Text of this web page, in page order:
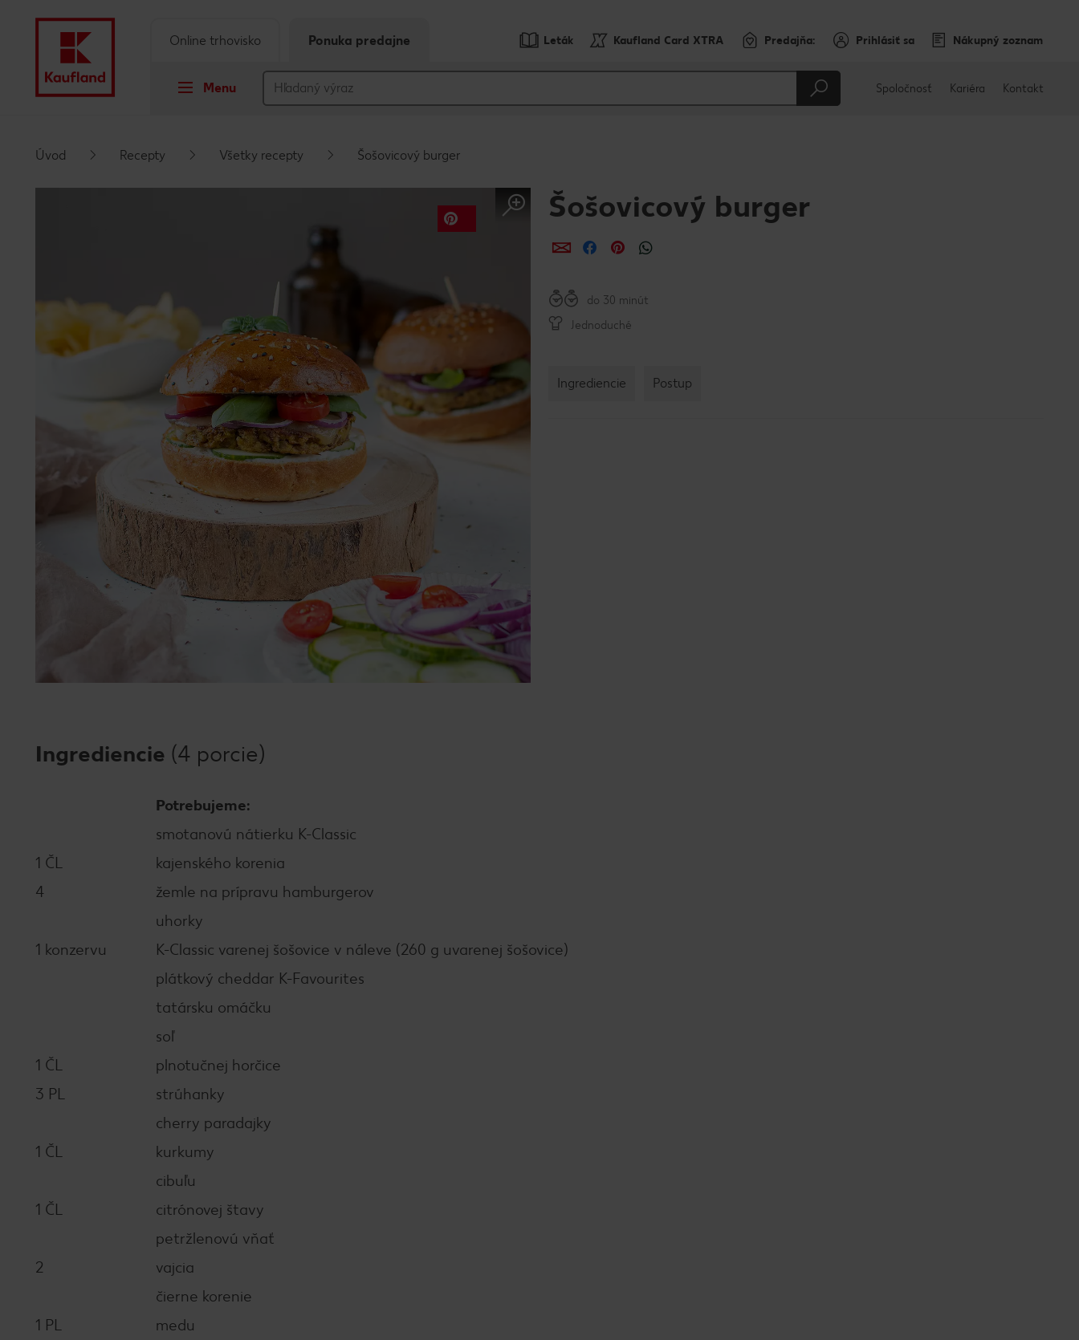
Leták Kaufland Card XTRA Predajňa: Prihlásiť sa Nákupný zoznam
Menu
Online trhovisko Ponuka predajne
Spoločnosť Kariéra Kontakt
Úvod Recepty Všetky recepty Šošovicový burger
Šošovicový burger
ZdieľaťZdieľaťZdieľať
do 30 minút
Jednoduché
Ingrediencie Postup
Ingrediencie (4 porcie)
Potrebujeme:
smotanovú nátierku K-Classic
1 ČL
kajenského korenia
4
žemle na prípravu hamburgerov
uhorky
1 konzervu
K-Classic varenej šošovice v náleve (260 g uvarenej šošovice)
plátkový cheddar K-Favourites
tatársku omáčku
soľ
1 ČL
plnotučnej horčice
3 PL
strúhanky
cherry paradajky
1 ČL
kurkumy
cibuľu
1 ČL
citrónovej štavy
petržlenovú vňať
2
vajcia
čierne korenie
1 PL
medu